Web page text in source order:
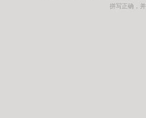
拼写正确，